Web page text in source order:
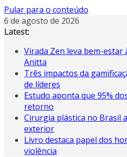
Pular para o conteúdo
6 de agosto de 2026
Latest:
Virada Zen leva bem-estar
Anitta
Três impactos da
de líderes
Estudo aponta que 95%
retorno
Cirurgia plástica no Brasil
exterior
Livro destaca papel dos
violência